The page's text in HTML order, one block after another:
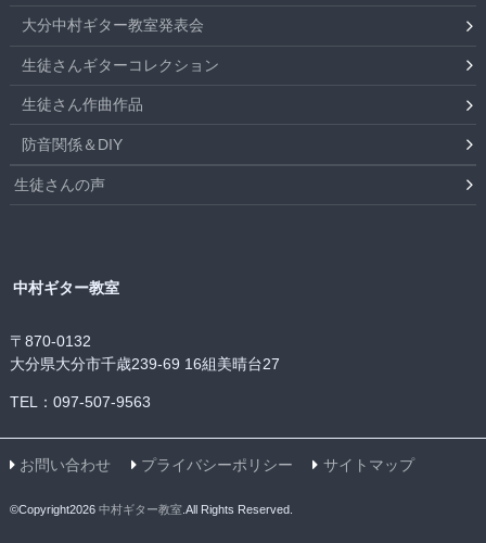
大分中村ギター教室発表会
生徒さんギターコレクション
生徒さん作曲作品
防音関係＆DIY
生徒さんの声
中村ギター教室
〒870-0132
大分県大分市千歳239-69 16組美晴台27
TEL：097-507-9563
お問い合わせ プライバシーポリシー サイトマップ
©Copyright2026 中村ギター教室.All Rights Reserved.